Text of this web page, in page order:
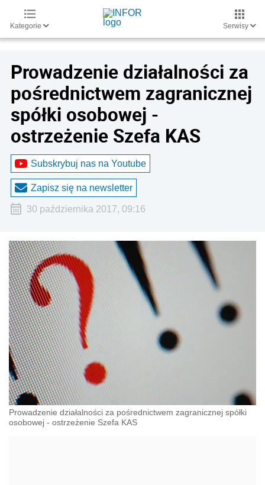
Kategorie Serwisy
Prowadzenie działalności za
pośrednictwem zagranicznej
spółki osobowej -
ostrzeżenie Szefa KAS
Subskrybuj nas na Youtube
Zapisz się na newsletter
30 października 2017, 09:16
Prowadzenie działalności za pośrednictwem zagranicznej spółki
osobowej - ostrzeżenie Szefa KAS